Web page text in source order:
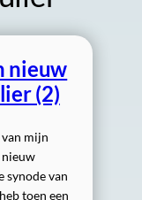
nieuw
(2)
mijn
nieuw
synode van
toen een